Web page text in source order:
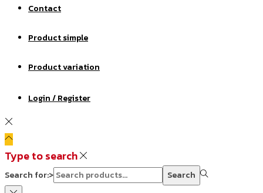
Contact
Product simple
Product variation
Login / Register
Type to search
Search for:> Search